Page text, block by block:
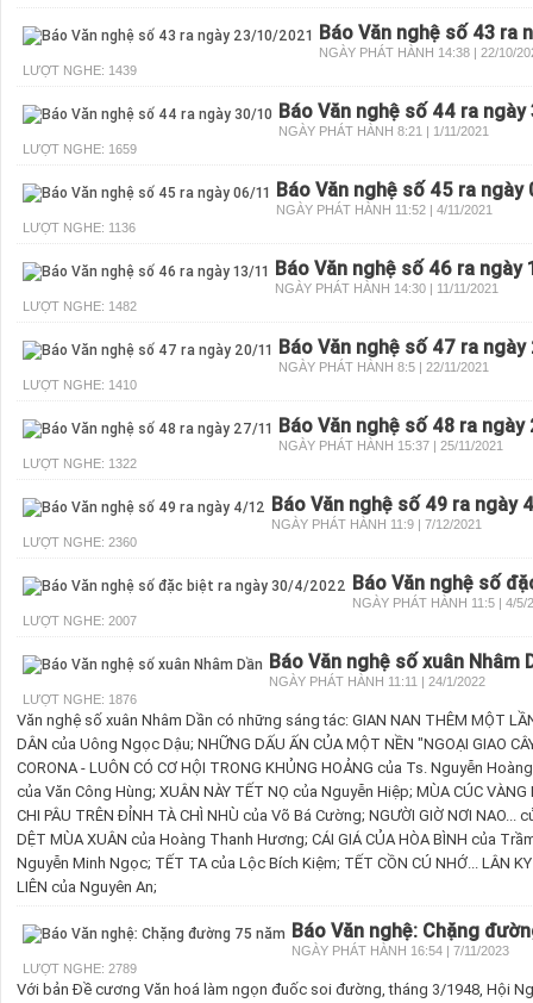
Báo Văn nghệ số 43 ra
NGÀY PHÁT HÀNH 14:38 | 22/10/
LƯỢT NGHE: 1439
Báo Văn nghệ số 44 ra ngày
NGÀY PHÁT HÀNH 8:21 | 1/11/2021
LƯỢT NGHE: 1659
Báo Văn nghệ số 45 ra ngày
NGÀY PHÁT HÀNH 11:52 | 4/11/2021
LƯỢT NGHE: 1136
Báo Văn nghệ số 46 ra ngày
NGÀY PHÁT HÀNH 14:30 | 11/11/2021
LƯỢT NGHE: 1482
Báo Văn nghệ số 47 ra ngày
NGÀY PHÁT HÀNH 8:5 | 22/11/2021
LƯỢT NGHE: 1410
Báo Văn nghệ số 48 ra ngày
NGÀY PHÁT HÀNH 15:37 | 25/11/2021
LƯỢT NGHE: 1322
Báo Văn nghệ số 49 ra ngày
NGÀY PHÁT HÀNH 11:9 | 7/12/2021
LƯỢT NGHE: 2360
Báo Văn nghệ số
NGÀY PHÁT HÀNH 11:5 | 4/5/
LƯỢT NGHE: 2007
Báo Văn nghệ số xuân Nhâm
NGÀY PHÁT HÀNH 11:11 | 24/1/2022
LƯỢT NGHE: 1876
Văn nghệ số xuân Nhâm Dần có những sáng tác: GIAN NAN THÊM MỘT
DÂN của Uông Ngọc Dậu; NHỮNG DẤU ẤN CỦA MỘT NỀN "NGOẠI GIAO
CORONA - LUÔN CÓ CƠ HỘI TRONG KHỦNG HOẢNG của Ts. Nguyễn
của Văn Công Hùng; XUÂN NÀY TẾT NỌ của Nguyễn Hiệp; MÙA CÚC
CHI PÂU TRÊN ĐỈNH TÀ CHÌ NHÙ của Võ Bá Cường; NGƯỜI GIỜ NƠI NAO...
DỆT MÙA XUÂN của Hoàng Thanh Hương; CÁI GIÁ CỦA HÒA BÌNH của
Nguyễn Minh Ngọc; TẾT TA của Lộc Bích Kiệm; TẾT CỒN CÚ NHỚ... LÂN
LIÊN của Nguyên An;
Báo Văn nghệ: Chặng
NGÀY PHÁT HÀNH 16:54 | 7/11/2023
LƯỢT NGHE: 2789
Với bản Đề cương Văn hoá làm ngọn đuốc soi đường, tháng 3/1948, Hội